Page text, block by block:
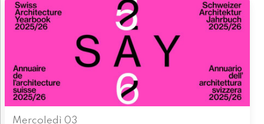
Mercoledì 03